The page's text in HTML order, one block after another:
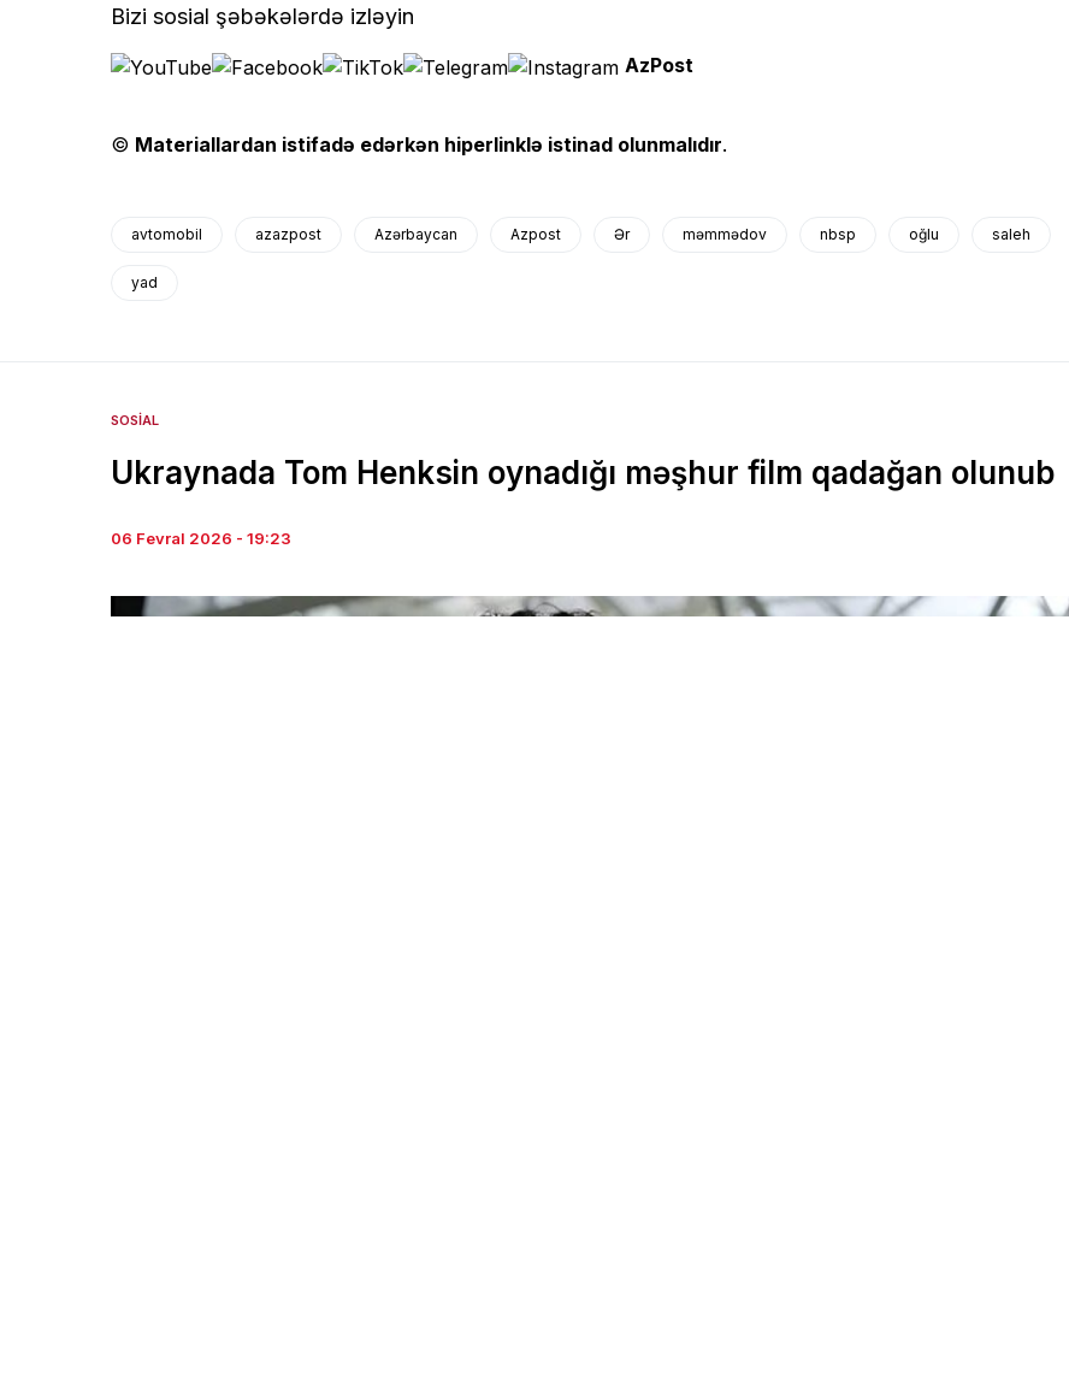
Bizi sosial şəbəkələrdə izləyin
AzPost
© Materiallardan istifadə edərkən hiperlinklə istinad olunmalıdır.
avtomobil azazpost Azərbaycan Azpost Ər məmmədov nbsp oğlu saleh
yad
SOSIAL
Ukraynada Tom Henksin oynadığı məşhur film qadağan olunub
06 Fevral 2026 - 19:23